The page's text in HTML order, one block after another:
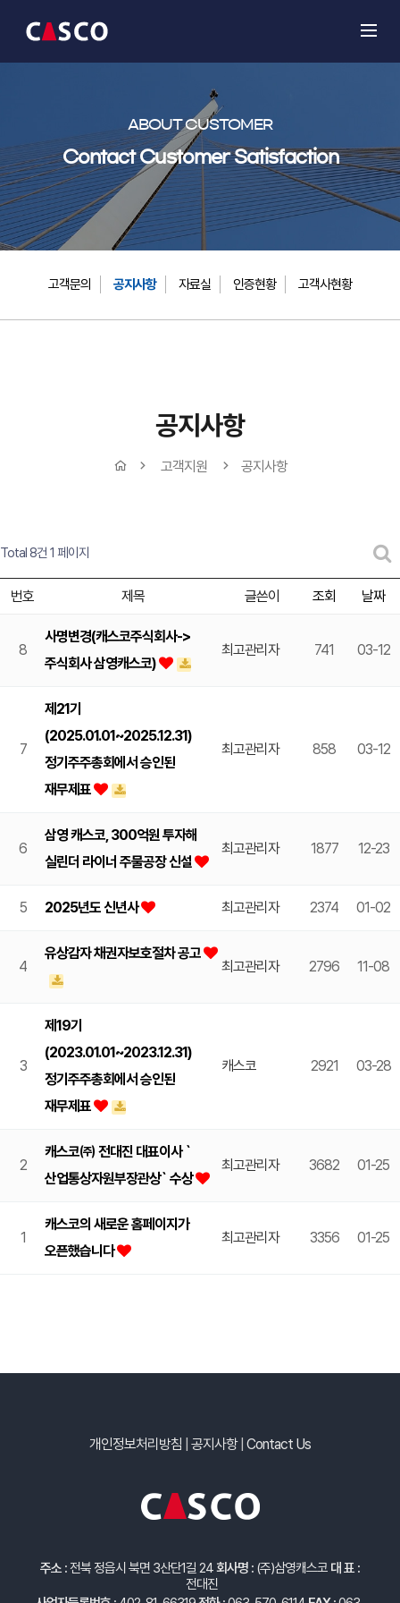
ABOUT CUSTOMER
Contact Customer Satisfaction
고객문의 공지사항 자료실 인증현황 고객사현황
공지사항
고객지원 공지사항
Total 8건 1 페이지
번호 제목 글쓴이 조회 날짜
8
사명변경(캐스코주식회사->
주식회사 삼영캐스코)
최고관리자 741 03-12
7
제21기
(2025.01.01~2025.12.31)
정기주주총회에서 승인된
재무제표
최고관리자 858 03-12
6
삼영 캐스코, 300억원 투자해
실린더 라이너 주물공장 신설
최고관리자 1877 12-23
5 2025년도 신년사 최고관리자 2374 01-02
4
유상감자 채권자보호절차 공고
최고관리자 2796 11-08
3
제19기
(2023.01.01~2023.12.31)
정기주주총회에서 승인된
재무제표
캐스코 2921 03-28
2
캐스코㈜ 전대진 대표이사 `
산업통상자원부장관상` 수상
최고관리자 3682 01-25
1
캐스코의 새로운 홈페이지가
오픈했습니다
최고관리자 3356 01-25
개인정보처리방침 공지사항| Contact Us
주소 :전북 정읍시 북면 3산단1길 24회사명 : (주)삼영캐스코 대 표 :
전대진